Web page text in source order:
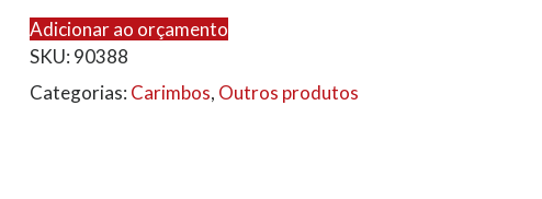
Adicionar ao orçamento
SKU: 90388
Categorias: Carimbos, Outros produtos